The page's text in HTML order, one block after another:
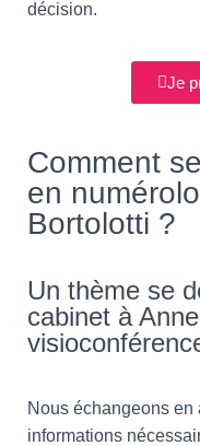
décision.
Je
Comment
en
Bortolotti ?
Un thème se
cabinet à
Nous échangeons
informations